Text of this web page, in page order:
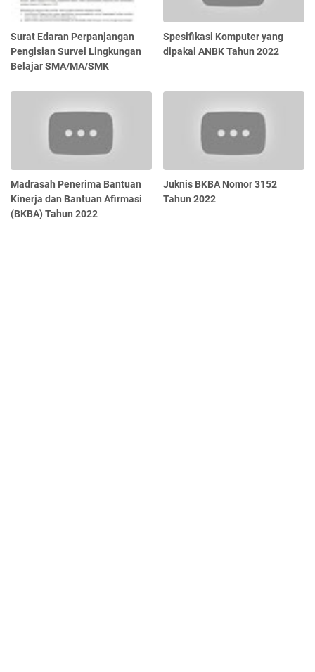
Surat Edaran Perpanjangan
Pengisian Survei Lingkungan
Belajar SMA/MA/SMK
Spesifikasi Komputer yang
dipakai ANBK Tahun 2022
Madrasah Penerima Bantuan
Kinerja dan Bantuan Afirmasi
(BKBA) Tahun 2022
Juknis BKBA Nomor 3152
Tahun 2022